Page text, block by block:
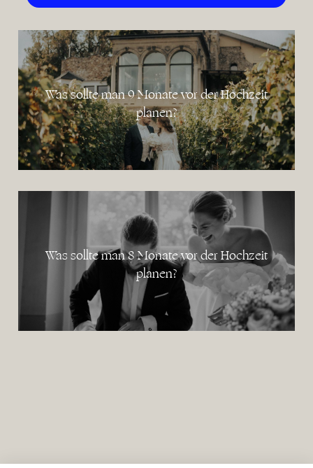
Was sollte man 9 Monate vor der Hochzeit
planen?
Was sollte man 8 Monate vor der Hochzeit
planen?